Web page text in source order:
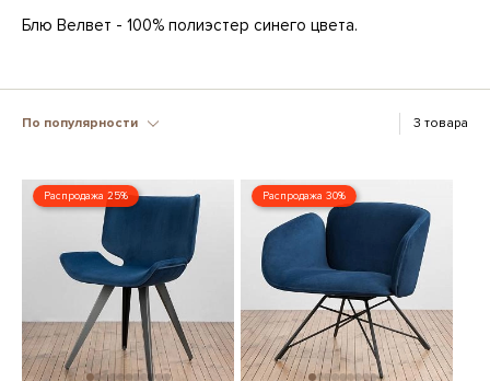
Блю Велвет - 100% полиэстер синего цвета.
По популярности 3 товара
Распродажа 25% Распродажа 30%